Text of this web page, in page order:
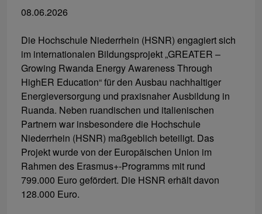
08.06.2026
Die Hochschule Niederrhein (HSNR) engagiert sich
im internationalen Bildungsprojekt „GREATER –
Growing Rwanda Energy Awareness Through
HighER Education“ für den Ausbau nachhaltiger
Energieversorgung und praxisnaher Ausbildung in
Ruanda. Neben ruandischen und italienischen
Partnern war insbesondere die Hochschule
Niederrhein (HSNR) maßgeblich beteiligt. Das
Projekt wurde von der Europäischen Union im
Rahmen des Erasmus+-Programms mit rund
799.000 Euro gefördert. Die HSNR erhält davon
128.000 Euro.